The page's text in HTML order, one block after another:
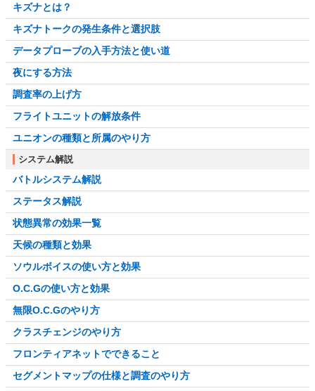
キズナとは？
キズナトークの発生条件と選択肢
データプローブの入手方法と使い道
夜にする方法
調査率の上げ方
フライトユニットの解放条件
ユニオンの種類と所属のやり方
システム解説
バトルシステム解説
ステータス解説
状態異常の効果一覧
天候の種類と効果
ソウルボイスの使い方と効果
O.C.Gの使い方と効果
無限O.C.Gのやり方
クラスチェンジのやり方
フロンティアネットでできること
セグメントマップの仕様と調査のやり方